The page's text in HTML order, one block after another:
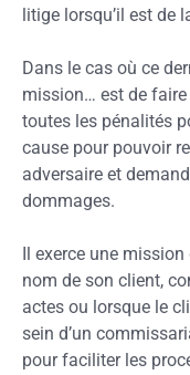
litige lorsqu’il est de
Dans le cas où ce
mission… est de faire
toutes les pénalités
cause pour pouvoir
adversaire et
dommages.
Il exerce une mission
nom de son client,
actes ou lorsque le
sein d’un
pour faciliter les